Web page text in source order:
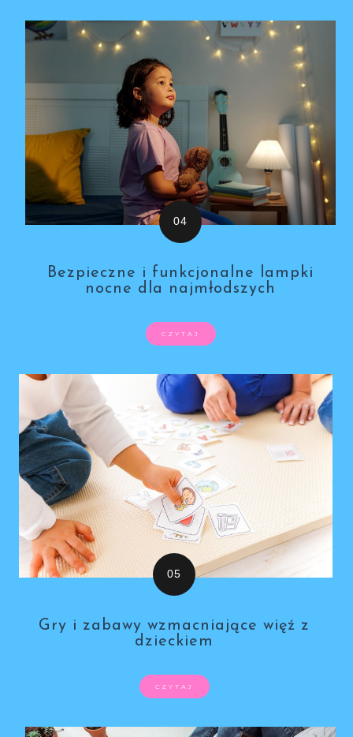
Bezpieczne i funkcjonalne lampki
nocne dla najmłodszych
CZYTAJ
Gry i zabawy wzmacniające więź z
dzieckiem
CZYTAJ